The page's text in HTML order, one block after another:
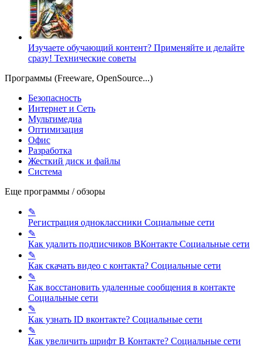
Изучаете обучающий контент? Применяйте и делайте
сразу! Технические советы
Программы (Freeware, OpenSource...)
Безопасность
Интернет и Сеть
Мультимедиа
Оптимизация
Офис
Разработка
Жесткий диск и файлы
Система
Еще программы / обзоры
✎
Регистрация одноклассники Социальные сети
✎
Как удалить подписчиков ВКонтакте Социальные сети
✎
Как скачать видео с контакта? Социальные сети
✎
Как восстановить удаленные сообщения в контакте
Социальные сети
✎
Как узнать ID вконтакте? Социальные сети
✎
Как увеличить шрифт В Контакте? Социальные сети